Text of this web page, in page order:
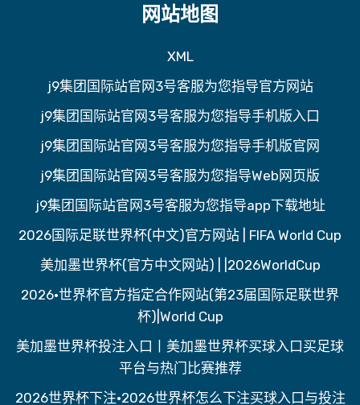
网站地图
XML
j9集团国际站官网3号客服为您指导官方网站
j9集团国际站官网3号客服为您指导手机版入口
j9集团国际站官网3号客服为您指导手机版官网
j9集团国际站官网3号客服为您指导Web网页版
j9集团国际站官网3号客服为您指导app下载地址
2026国际足联世界杯(中文)官方网站 | FIFA World Cup
美加墨世界杯(官方中文网站) | |2026WorldCup
2026·世界杯官方指定合作网站(第23届国际足联世界
杯)|World Cup
美加墨世界杯投注入口丨美加墨世界杯买球入口买足球
平台与热门比赛推荐
2026世界杯下注·2026世界杯怎么下注买球入口与投注